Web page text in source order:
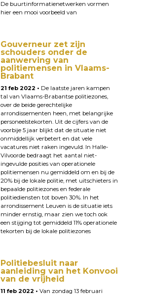
De buurtinformatienetwerken vormen
hier een mooi voorbeeld van
Gouverneur zet zijn
schouders onder de
aanwerving van
politiemensen in Vlaams-
Brabant
21 feb 2022 • De laatste jaren kampen
tal van Vlaams-Brabantse politiezones,
over de beide gerechtelijke
arrondissementen heen, met belangrijke
personeelstekorten. Uit de cijfers van de
voorbije 5 jaar blijkt dat de situatie niet
onmiddellijk verbetert en dat vele
vacatures niet raken ingevuld. In Halle-
Vilvoorde bedraagt het aantal niet-
ingevulde posities van operationele
politiemensen nu gemiddeld om en bij de
20% bij de lokale politie, met uitschieters in
bepaalde politiezones en federale
politiediensten tot boven 30%. In het
arrondissement Leuven is de situatie iets
minder ernstig, maar zien we toch ook
een stijging tot gemiddeld 11% operationele
tekorten bij de lokale politiezones
Politiebesluit naar
aanleiding van het Konvooi
van de vrijheid
11 feb 2022 • Van zondag 13 februari